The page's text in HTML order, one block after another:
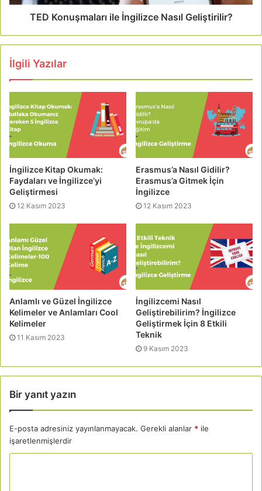
TED Konuşmaları ile İngilizce Nasıl Geliştirilir?
İlgili Yazılar
İngilizce Kitap Okumak:
Faydaları ve İngilizce’yi
Geliştirmesi
12 Kasım 2023
Erasmus’a Nasıl Gidilir?
Erasmus’a Gitmek İçin
İngilizce
12 Kasım 2023
Anlamlı ve Güzel İngilizce
Kelimeler ve Anlamları Cool
Kelimeler
11 Kasım 2023
İngilizcemi Nasıl
Geliştirebilirim? İngilizce
Geliştirmek İçin 8 Etkili
Teknik
9 Kasım 2023
Bir yanıt yazın
E-posta adresiniz yayınlanmayacak. Gerekli alanlar * ile
işaretlenmişlerdir